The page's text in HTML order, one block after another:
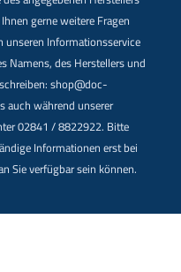
gerne weitere Fragen
unseren Informationsservice
Namens, des Herstellers und
shop@doc-
auch während unserer
02841 / 8822922. Bitte
Informationen erst bei
Sie verfügbar sein können.